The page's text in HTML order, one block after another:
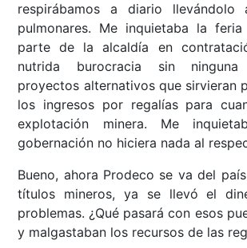
respirábamos a diario llevándolo
pulmonares. Me inquietaba la
parte de la alcaldía en
nutrida burocracia sin
proyectos alternativos que sirvieran
los ingresos por regalías para
explotación minera. Me
gobernación no hiciera nada al
Bueno, ahora Prodeco se va del
títulos mineros, ya se llevó el
problemas. ¿Qué pasará con esos
y malgastaban los recursos de las